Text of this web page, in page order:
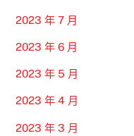
2023 年 7 月
2023 年 6 月
2023 年 5 月
2023 年 4 月
2023 年 3 月